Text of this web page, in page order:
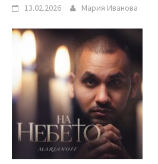
13.02.2026 Мария Иванова